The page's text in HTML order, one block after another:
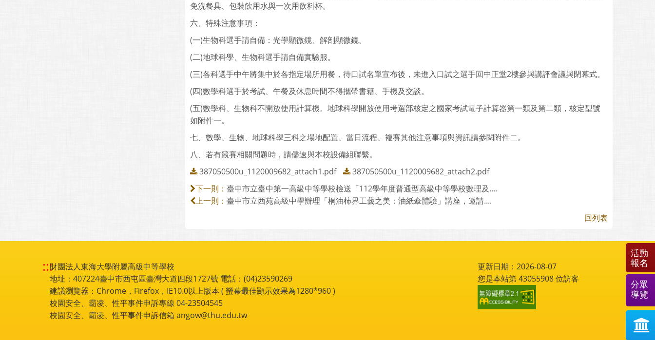
免洗餐具、包裝飲用水與一次用飲料杯。
六、特殊注意事項：
(一)生物科選手請自備：光學顯微鏡、解剖顯微鏡。
(二)地球科學、生物科選手請自備實驗服。
(三)各科選手中午將集中於各指定場所用餐，待口試名單宣布後，未進入口試之選手回中正堂2樓參與講評會議與閉幕式。
(四)數學科選手於考試、午餐及休息時間不得攜帶書籍、手機及交談。
(五)數學科、生物科不開放使用計算機。地球科學開放使用考選部核定之國家考試電子計算器第一類及第二類，核定型號
如附件一。
七、數學、生物、地球科學三科之場地配置、當日流程、複賽其他注意事項與資訊請參閱附件二。
八、若有競賽相關問題時，請儘速與本校設備組聯繫。
387050500u_1120009682_attach1.pdf
387050500u_1120009682_attach2.pdf
下一則： 臺中市立臺中第一高級中等學校檢送「112學年度普通型高級中等學校數理及....
上一則： 臺中市立西苑高級中學辦理「桐油柿界工藝之美：油紙傘體驗」講座，邀請....
回列表
:::財團法人東海大學附屬高級中等學校
地址：407224臺中市西屯區臺灣大道四段1727號 電話：(04)23590269
建議瀏覽器：Chrome，Firefox，IE10.0以上版本 ( 螢幕最佳顯示效果為1280*960 )
校園安全、霸凌、性平事件申訴專線 04-23504545
校園安全、霸凌、性平事件申訴信箱 angow@thu.edu.tw
更新日期：2026-08-07
您是本站第43055908位訪客
活動
報名
分眾
導覽